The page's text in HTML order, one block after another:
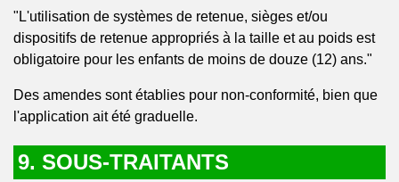
"L'utilisation de systèmes de retenue, sièges et/ou
dispositifs de retenue appropriés à la taille et au poids est
obligatoire pour les enfants de moins de douze (12) ans."
Des amendes sont établies pour non-conformité, bien que
l'application ait été graduelle.
9. SOUS-TRAITANTS